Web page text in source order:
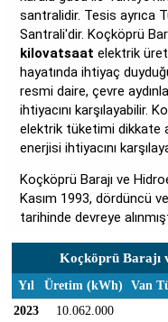
santralidir. Tesis ayrıca
Santrali'dir. Koçköprü
kilovatsaat elektrik
hayatında ihtiyaç
resmi daire, çevre
ihtiyacını karşılayabilir.
elektrik tüketimi dikkate
enerjisi ihtiyacını
Koçköprü Barajı ve
Kasım 1993, dördüncü
tarihinde devreye
Koçköprü Barajı
Yıl Üretim (kWh) Van
2023
10.062.000